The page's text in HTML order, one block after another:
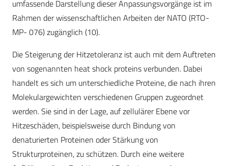
umfassende Darstellung dieser Anpassungsvorgänge ist im
Rahmen der wissenschaftlichen Arbeiten der NATO (RTO-
MP- 076) zugänglich (10).
Die Steigerung der Hitzetoleranz ist auch mit dem Auftreten
von sogenannten heat shock proteins verbunden. Dabei
handelt es sich um unterschiedliche Proteine, die nach ihren
Molekulargewichten verschiedenen Gruppen zugeordnet
werden. Sie sind in der Lage, auf zellulärer Ebene vor
Hitzeschäden, beispielsweise durch Bindung von
denaturierten Proteinen oder Stärkung von
Strukturproteinen, zu schützen. Durch eine weitere